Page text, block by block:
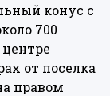
конус с
700
от поселка
правом